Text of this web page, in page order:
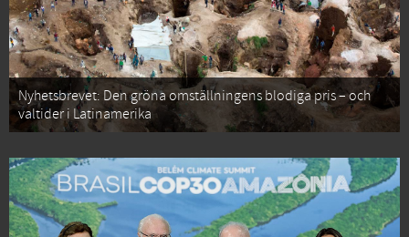
Nyhetsbrevet: Den gröna omställningens blodiga pris – och
valtider i Latinamerika